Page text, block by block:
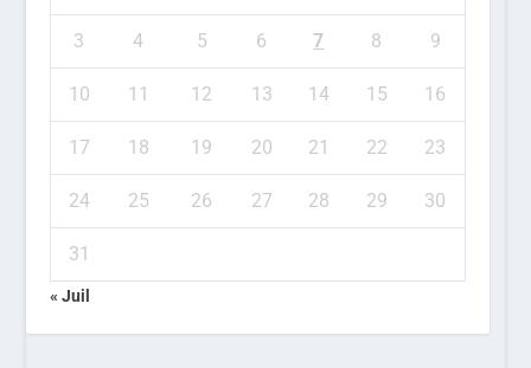
3 4 5 6 7 8 9
10 11 12 13 14 15 16
17 18 19 20 21 22 23
24 25 26 27 28 29 30
31
« Juil